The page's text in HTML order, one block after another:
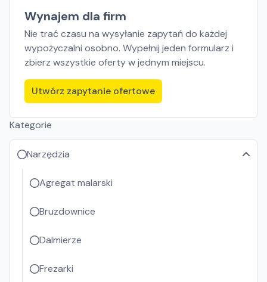
Wynajem dla firm
Nie trać czasu na wysyłanie zapytań do każdej
wypożyczalni osobno. Wypełnij jeden formularz i
zbierz wszystkie oferty w jednym miejscu.
Utwórz zapytanie ofertowe
Kategorie
Narzędzia
Agregat malarski
Bruzdownice
Dalmierze
Frezarki